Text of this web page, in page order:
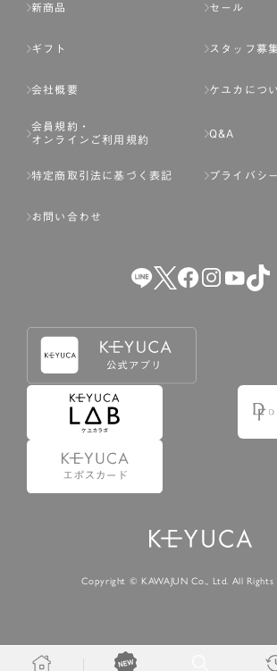
新商品 セール
ギフト スタッフ募
会社概要 ケユカにつ
会員規約・
オンラインご利用規約
Q&A
特定商取引法に基づく表記 プライバシ
お問い合わせ
Copyright © KAWAJUN Co., Ltd. All Rights